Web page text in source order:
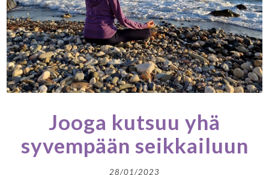
Jooga kutsuu yhä
syvempään seikkailuun
28/01/2023